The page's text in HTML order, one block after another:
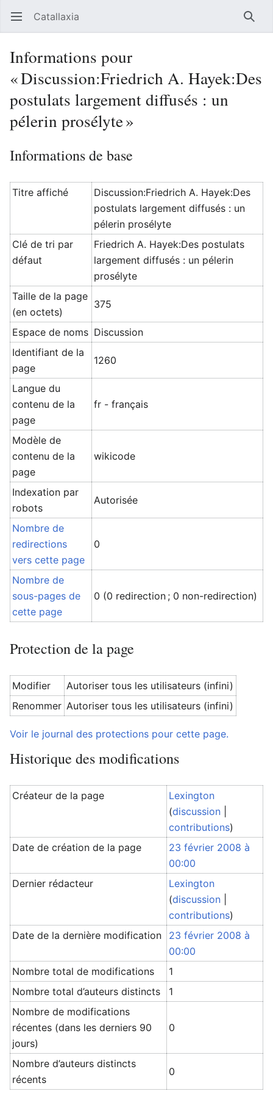
Ouvrir le menu principal Catallaxia
Informations pour
« Discussion:Friedrich A. Hayek:Des
postulats largement diffusés : un
pélerin prosélyte »
Informations de base
Titre affiché
Discussion:Friedrich A. Hayek:Des
postulats largement diffusés : un
pélerin prosélyte
Clé de tri par
défaut
Friedrich A. Hayek:Des postulats
largement diffusés : un pélerin
prosélyte
Taille de la page
(en octets)
375
Espace de noms Discussion
Identifiant de la
page
1260
Langue du
contenu de la
page
fr - français
Modèle de
contenu de la
page
wikicode
Indexation par
robots
Autorisée
Nombre de
redirections
vers cette page
0
Nombre de
sous-pages de
cette page
0 (0 redirection ; 0 non-redirection)
Protection de la page
Modifier
Autoriser tous les utilisateurs (infini)
Renommer Autoriser tous les utilisateurs (infini)
Voir le journal des protections pour cette page.
Historique des modifications
Créateur de la page
Lexington
(discussion
contributions)
Date de création de la page
23 février 2008 à
00:00
Dernier rédacteur
Lexington
(discussion
contributions)
Date de la dernière modification
23 février 2008 à
00:00
Nombre total de modifications
1
Nombre total d’auteurs distincts
1
Nombre de modifications
récentes (dans les derniers 90
jours)
0
Nombre d’auteurs distincts
récents
0